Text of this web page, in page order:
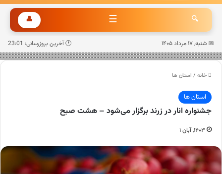
🔍
☰
👤
📅 شنبه, ۱۷ مرداد ۱۴۰۵ 🕐 آخرین بروزرسانی: 23:01
خانه / استان ها
استان ها
جشنواره انار در زرند برگزار می‌شود – هشت صبح
۱۴۰۳, آبان ۱